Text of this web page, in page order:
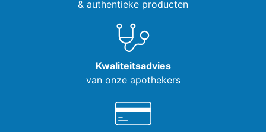
& authentieke producten
Kwaliteitsadvies
van onze apothekers